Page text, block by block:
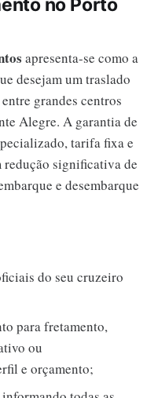
no Porto
apresenta-se como a
desejam um traslado
grandes centros
Alegre. A garantia de
tarifa fixa e
redução significativa de
e desembarque
do seu cruzeiro
para fretamento,
ou
e orçamento;